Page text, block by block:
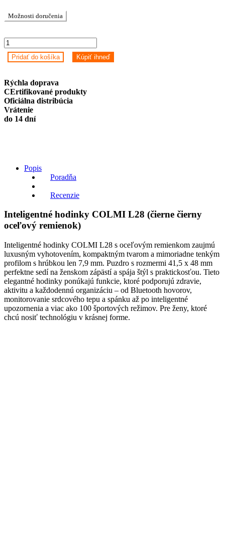
Možnosti doručenia
Inteligentné
hodinky
COLMI
oceľový
remienok)
quantity
Pridať do košíka Kúpiť ihneď
Rýchla doprava
CErtifikované produkty
Oficiálna distribúcia
Vrátenie
do 14 dní
Popis
Poradňa
Recenzie
Inteligentné hodinky COLMI L28 (čierne čierny
oceľový remienok)
Inteligentné hodinky COLMI L28 s oceľovým remienkom zaujmú
luxusným vyhotovením, kompaktným tvarom a mimoriadne tenkým
profilom s hrúbkou len 7,9 mm. Puzdro s rozmermi 41,5 x 48 mm
perfektne sedí na ženskom zápästí a spája štýl s praktickosťou. Tieto
elegantné hodinky ponúkajú funkcie, ktoré podporujú zdravie,
aktivitu a každodennú organizáciu – od Bluetooth hovorov,
monitorovanie srdcového tepu a spánku až po inteligentné
upozornenia a viac ako 100 športových režimov. Pre ženy, ktoré
chcú nosiť technológiu v krásnej forme.